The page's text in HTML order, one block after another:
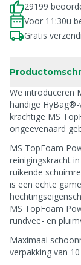
29199
Voor 11:30u
Gratis
We introduceren
handige HyBag®-
krachtige MS
ongeëvenaard
MS TopFoam
reinigingskracht
ruikende
is een echte
MS TopFoam
rundvee- en
Maximaal
verpakking van